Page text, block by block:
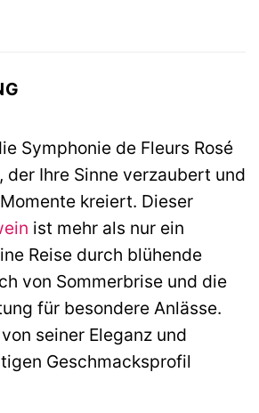
Symphonie de Fleurs Rosé
der Ihre Sinne verzaubert und
kreiert. Dieser
ist mehr als nur ein
Reise durch blühende
von Sommerbrise und die
für besondere Anlässe.
seiner Eleganz und
Geschmacksprofil